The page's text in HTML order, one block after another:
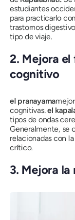
estudiantes
para practicarlo
trastornos
tipo de viaje.
2. Mejora
cognitivo
el pranayama
cognitivas.el
tipos de ondas
Generalmente, se
relacionadas con
crítico.
3. Mejora la